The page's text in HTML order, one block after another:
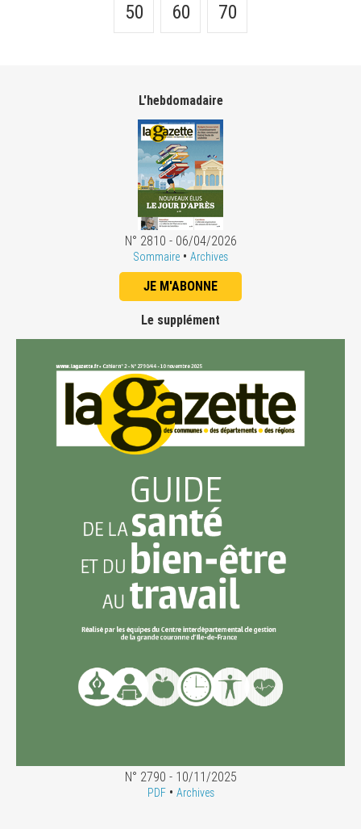
50 60 70
L'hebdomadaire
N° 2810 - 06/04/2026
Sommaire • Archives
JE M'ABONNE
Le supplément
N° 2790 - 10/11/2025
PDF• Archives